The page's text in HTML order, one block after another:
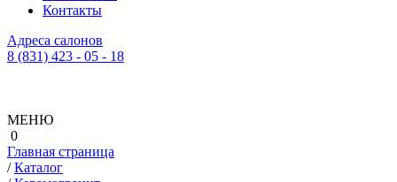
Контакты
Адреса салонов
8 (831) 423 - 05 - 18
МЕНЮ
0
Главная страница
/ Каталог